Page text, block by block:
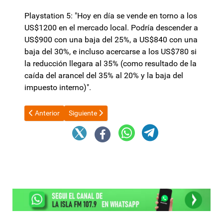
Playstation 5: "Hoy en día se vende en torno a los
US$1200 en el mercado local. Podría descender a
US$900 con una baja del 25%, a US$840 con una
baja del 30%, e incluso acercarse a los US$780 si
la reducción llegara al 35% (como resultado de la
caída del arancel del 35% al 20% y la baja del
impuesto interno)".
Artículo anterior: El Banco Central asegura que a partir de
Anterior Artículo siguiente: OSEP y prestadores acordaron
Siguiente